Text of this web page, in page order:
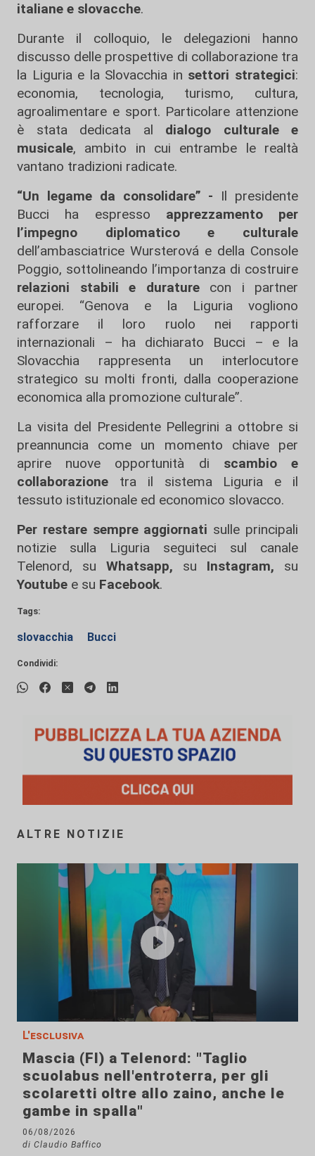
italiane e slovacche.
Durante il colloquio, le delegazioni hanno
discusso delle prospettive di collaborazione tra
la Liguria e la Slovacchia in settori strategici:
economia, tecnologia, turismo, cultura,
agroalimentare e sport. Particolare attenzione
è stata dedicata al dialogo culturale e
musicale, ambito in cui entrambe le realtà
vantano tradizioni radicate.
“Un legame da consolidare” - Il presidente
Bucci ha espresso apprezzamento per
l’impegno diplomatico e culturale
dell’ambasciatrice Wursterová e della Console
Poggio, sottolineando l’importanza di costruire
relazioni stabili e duraturecon i partner
europei. “Genova e la Liguria vogliono
rafforzare il loro ruolo nei rapporti
internazionali – ha dichiarato Bucci – e la
Slovacchia rappresenta un interlocutore
strategico su molti fronti, dalla cooperazione
economica alla promozione culturale”.
La visita del Presidente Pellegrini a ottobre si
preannuncia come un momento chiave per
aprire nuove opportunità di scambio e
collaborazione tra il sistema Liguria e il
tessuto istituzionale ed economico slovacco.
Per restare sempre aggiornati sulle principali
notizie sulla Liguria seguiteci sul canale
Telenord, su
Whatsapp, su Instagram, su
Youtube e su Facebook.
Tags:
slovacchia Bucci
Condividi:
ALTRE NOTIZIE
L'esclusiva
Mascia (FI) a Telenord: "Taglio
scuolabus nell'entroterra, per gli
scolaretti oltre allo zaino, anche le
gambe in spalla"
06/08/2026
di Claudio Baffico